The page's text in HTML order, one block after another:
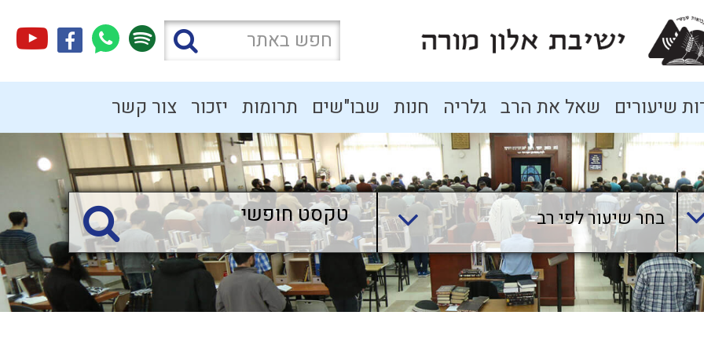
שיעורים שאל את הרב גלריה חנות שבו"שים תרומות יזכור צור קשר
בחר שיעור לפי רב